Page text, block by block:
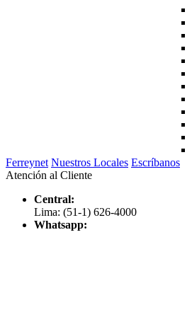
Ferreynet Nuestros Locales Escríbanos
Atención al Cliente
Central:
Lima: (51-1) 626-4000
Whatsapp: